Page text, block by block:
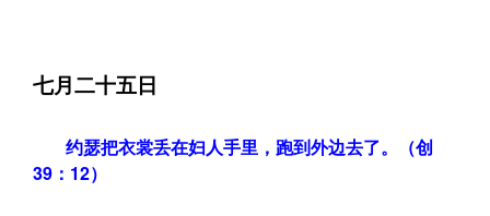
七月二十五日
约瑟把衣裳丢在妇人手里，跑到外边去了。（创
39：12）